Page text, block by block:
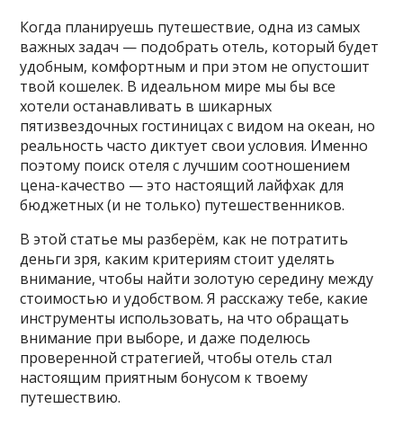
Когда планируешь путешествие, одна из самых
важных задач — подобрать отель, который будет
удобным, комфортным и при этом не опустошит
твой кошелек. В идеальном мире мы бы все
хотели останавливать в шикарных
пятизвездочных гостиницах с видом на океан, но
реальность часто диктует свои условия. Именно
поэтому поиск отеля с лучшим соотношением
цена-качество — это настоящий лайфхак для
бюджетных (и не только) путешественников.
В этой статье мы разберём, как не потратить
деньги зря, каким критериям стоит уделять
внимание, чтобы найти золотую середину между
стоимостью и удобством. Я расскажу тебе, какие
инструменты использовать, на что обращать
внимание при выборе, и даже поделюсь
проверенной стратегией, чтобы отель стал
настоящим приятным бонусом к твоему
путешествию.